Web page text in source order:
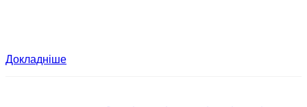
Докладніше